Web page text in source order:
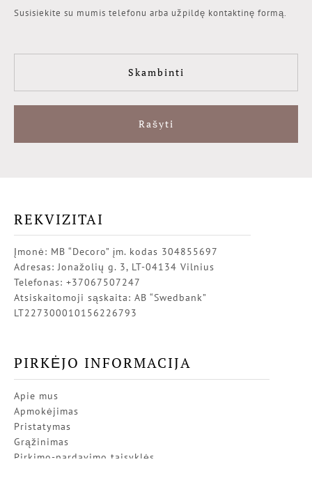
Susisiekite su mumis telefonu arba užpildę kontaktinę formą.
Skambinti
Rašyti
REKVIZITAI
Įmonė: MB “Decoro” įm. kodas 304855697
Adresas: Jonažolių g. 3, LT-04134 Vilnius
Telefonas: +37067507247
Atsiskaitomoji sąskaita: AB “Swedbank”
LT227300010156226793
PIRKĖJO INFORMACIJA
Apie mus
Apmokėjimas
Pristatymas
Grąžinimas
Pirkimo-pardavimo taisyklės